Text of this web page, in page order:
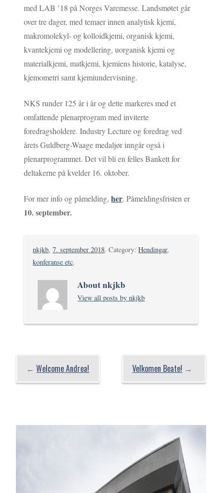
med LAB ’18 på Norges Varemesse. Landsmøtet går
over tre dager, med temaer innen analytisk kjemi,
makromolekyl- og kolloidkjemi, organisk kjemi,
kvantekjemi og modellering, uorganisk kjemi og
materialkjemi, matkjemi, kjemiens historie, katalyse,
kjemometri samt kjemiundervisning.
NKS runder 125 år i år og dette markeres med et
omfattende plenarprogram med inviterte
foredragsholdere. Industry Lecture og foredrag ved
årets Guldberg-Waage medaljør inngår også i
plenarprogrammet. Det vil bli en felles Bankett for
deltakerne på kvelder 16. oktober.
For mer info og påmelding,her. Påmeldingsfristen er
10. september.
nkjkb,7. september 2018. Category:Hendingar,
konferanse etc.
About nkjkb
View all posts by nkjkb
Velkomen Beate! →
←Welcome Andrea!